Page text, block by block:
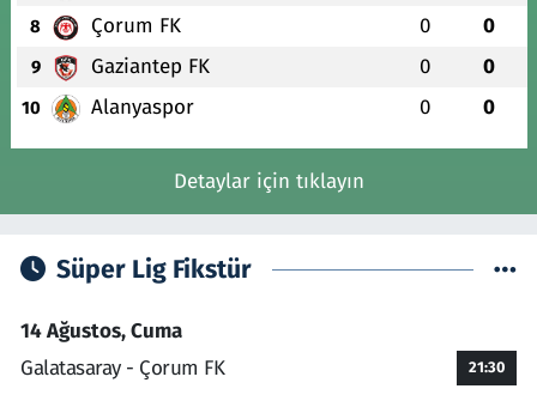
8 Çorum FK 0 0
9 Gaziantep FK 0 0
10 Alanyaspor 0 0
Detaylar için tıklayın
Süper Lig Fikstür
14 Ağustos, Cuma
Galatasaray - Çorum FK
21:30